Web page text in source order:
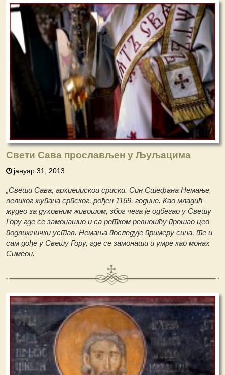
Свети Сава прослављен у Љуљацима
јануар 31, 2013
„Свети Сава, архиепископ српски. Син Стефана Немање,
великог жупана српског, рођен 1169. године. Као младић
жудео за духовним животом, због чега је одбегао у Свету
Гору где се замонашио и са ретком ревношћу прошао цео
подвижнички устав. Немања последује примеру сина, те и
сам дође у Свету Гору, где се замонаши и умре као монах
Симеон.